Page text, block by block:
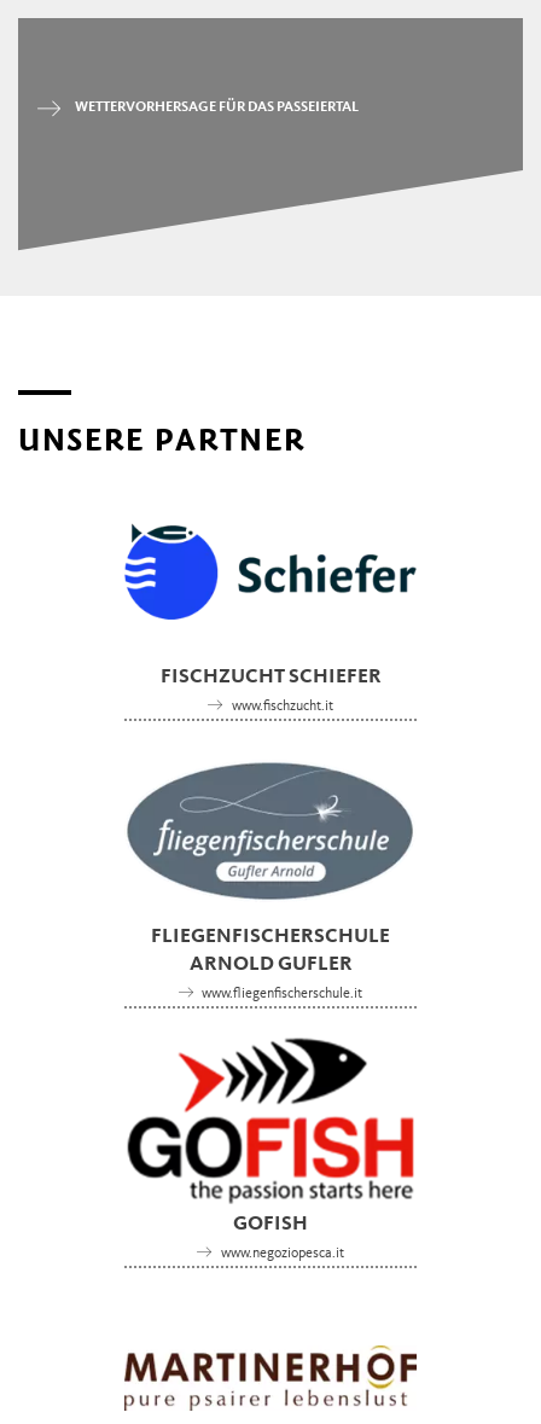
WETTERVORHERSAGE FÜR DAS PASSEIERTAL
UNSERE PARTNER
FISCHZUCHT SCHIEFER
www.fischzucht.it
FLIEGENFISCHERSCHULE
ARNOLD GUFLER
www.fliegenfischerschule.it
GOFISH
www.negoziopesca.it